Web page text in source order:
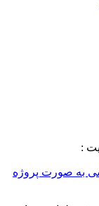
:
به صورت پروژه